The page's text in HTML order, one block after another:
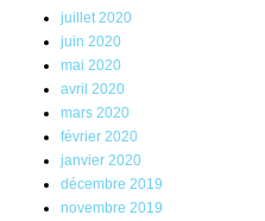
juillet 2020
juin 2020
mai 2020
avril 2020
mars 2020
février 2020
janvier 2020
décembre 2019
novembre 2019